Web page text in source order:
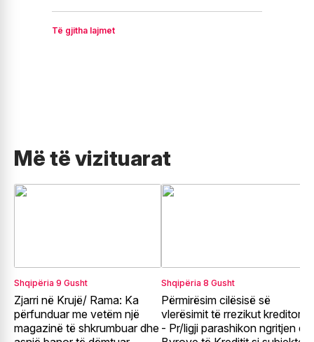
Të gjitha lajmet
Më të vizituarat
Shqipëria 9 Gusht
Zjarri në Krujë/ Rama: Ka
përfunduar me vetëm një
magazinë të shkrumbuar dhe
Shqipëria 8 Gusht
Përmirësim cilësisë së
vlerësimit të rrezikut kreditor
- Pr/ligji parashikon ngritjen e